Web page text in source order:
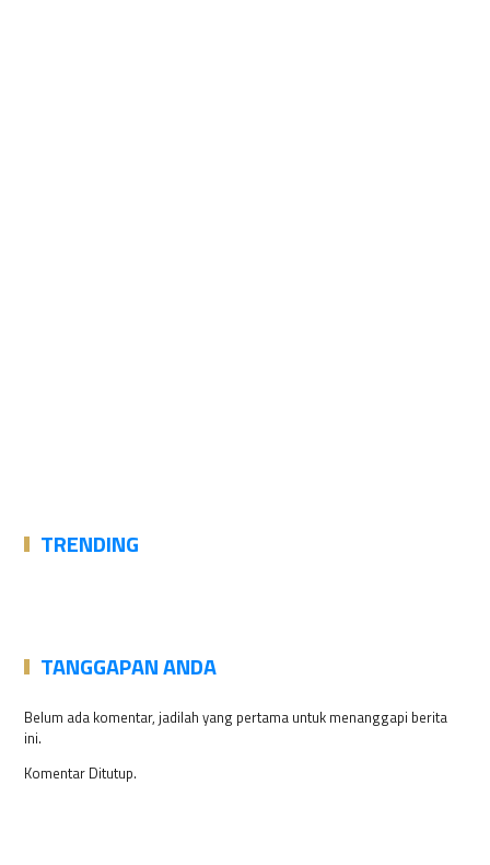
TRENDING
TANGGAPAN ANDA
Belum ada komentar, jadilah yang pertama untuk menanggapi berita
ini.
Komentar Ditutup.